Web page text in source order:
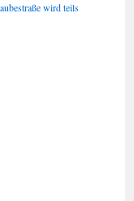
wird teils